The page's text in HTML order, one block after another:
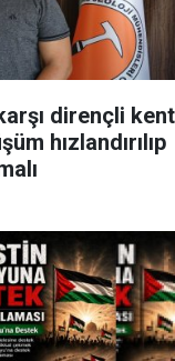
dirençli
hızlandırılıp